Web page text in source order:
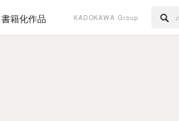
書籍化作品 KADOKAWA Group